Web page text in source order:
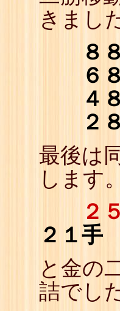
きまし
８８
６８
４８
２８
最後は
します。
２
２１手
と金の
詰でし